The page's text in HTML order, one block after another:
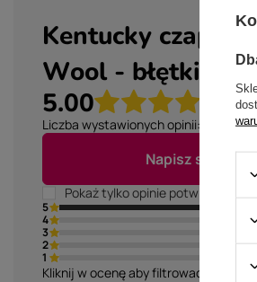
Kentucky czapka
Wool - błętkina
5.00
Liczba wystawionych opinii: 1
Napisz swoją
Pokaż tylko opinie potwierdzone
5
4
3
2
1
Kliknij w ocenę aby filtrować opinie